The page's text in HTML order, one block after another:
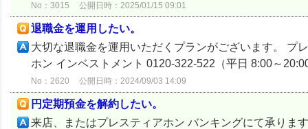
No：3015 公開日時：2025/01/15 09:01
退職金を運用したい。
大切な退職金を運用いただくプランがございます。 プ
ホン インベストメント 0120-322-522（平日 8:00～
No：2620 公開日時：2024/09/03 14:09
円定期預金を解約したい。
来店、またはプレスティアホン バンキングにて承りま